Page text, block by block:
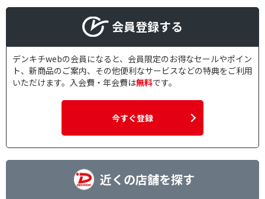
会員登録する
デンキチwebの会員になると、会員限定のお得なセールやポイン
ト、新商品のご案内、その他便利なサービスなどの特典をご利用
いただけます。入会費・年会費は無料です。
今すぐ登録
近くの店舗を探す